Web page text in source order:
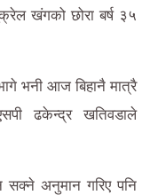
खंगको छोरा बर्ष ३५
भनी आज बिहानै मात्रै
ढकेन्द्र खतिवडाले
सक्ने अनुमान गरिए पनि